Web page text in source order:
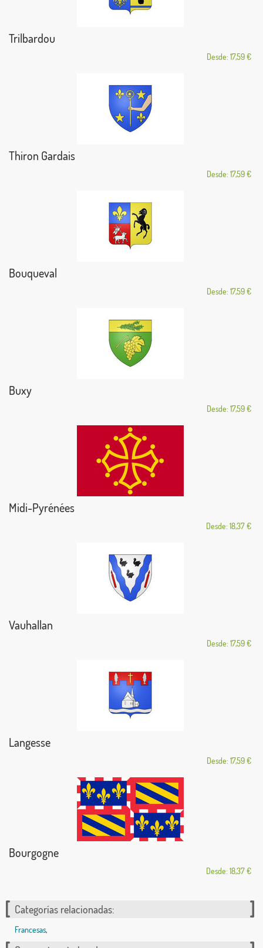
Trilbardou
Desde: 17,59 €
Thiron Gardais
Desde: 17,59 €
Bouqueval
Desde: 17,59 €
Buxy
Desde: 17,59 €
Midi-Pyrénées
Desde: 18,37 €
Vauhallan
Desde: 17,59 €
Langesse
Desde: 17,59 €
Bourgogne
Desde: 18,37 €
Categorías relacionadas:
Francesas,